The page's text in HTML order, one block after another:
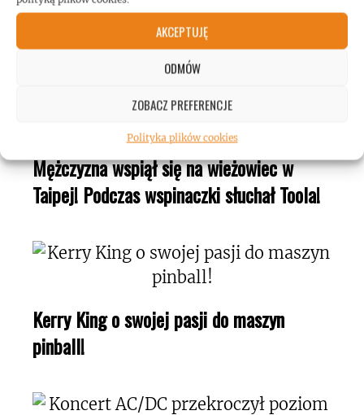
AKCEPTUJĘ
ODMÓW
ZOBACZ PREFERENCJE
Polityka plików cookies
Polsce!
Mężczyzna wspiął się na wieżowiec w
Taipej! Podczas wspinaczki słuchał Toola!
Kerry King o swojej pasji do maszyn
pinball!